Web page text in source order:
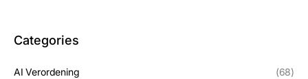
Categories
AI Verordening (68)